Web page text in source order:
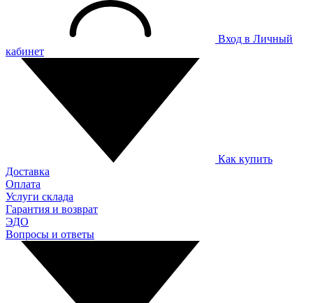
Вход в Личный
кабинет
Как купить
Доставка
Оплата
Услуги склада
Гарантия и возврат
ЭДО
Вопросы и ответы